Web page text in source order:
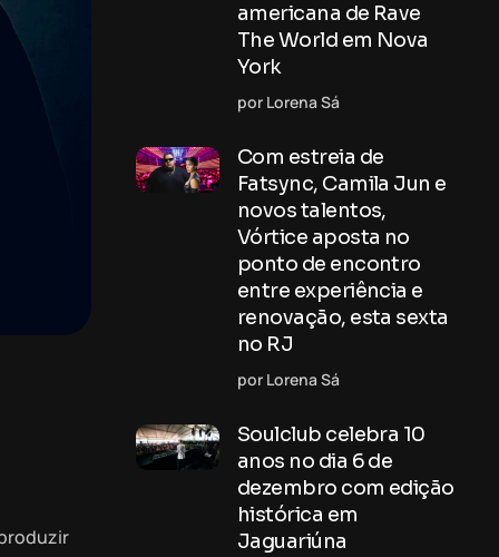
americana de Rave
The World em Nova
York
por Lorena Sá
Com estreia de
Fatsync, Camila Jun e
novos talentos,
Vórtice aposta no
ponto de encontro
entre experiência e
renovação, esta sexta
no RJ
por Lorena Sá
Soulclub celebra 10
anos no dia 6 de
dezembro com edição
histórica em
Jaguariúna